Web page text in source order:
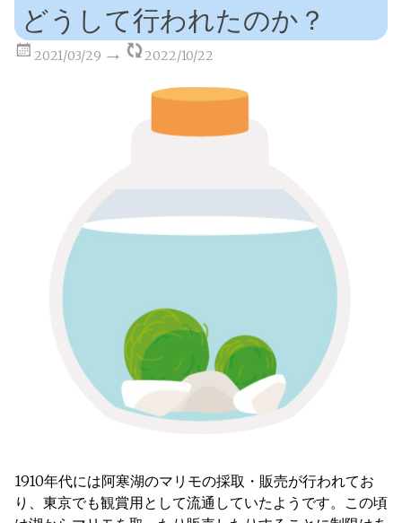
どうして行われたのか？
2021/03/29 2022/10/22
1910年代には阿寒湖のマリモの採取・販売が行われてお
り、東京でも観賞用として流通していたようです。この頃